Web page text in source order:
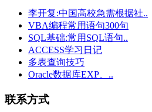
李开复:中国高校急需根据社..
VBA编程常用语句300句
SQL基础:常用SQL语句..
ACCESS学习日记
多表查询技巧
Oracle数据库EXP、..
联系方式